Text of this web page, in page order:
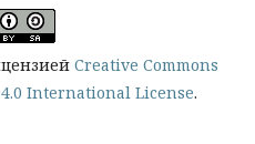
Creative Commons
International License.